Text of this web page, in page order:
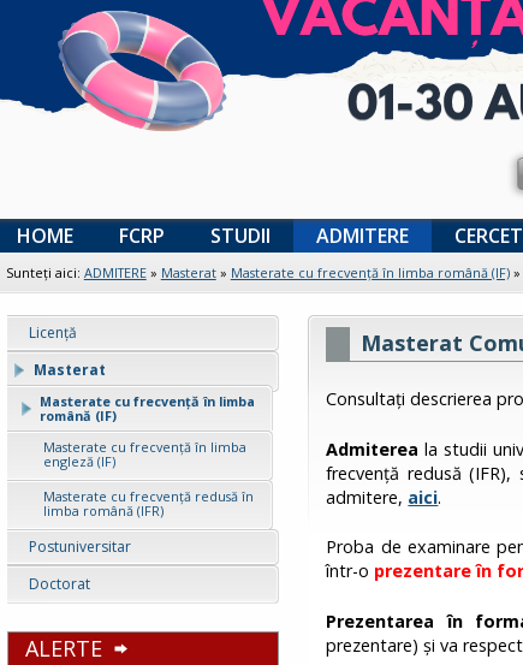
HOME FCRP STUDII ADMITERE
Sunteţi aici: ADMITERE» Masterat» Masterate cu frecvență în limba română (IF)»
Licenţă
Masterat
Masterate cu frecvență în limba
română (IF)
Masterate cu frecvență în limba
engleză (IF)
Masterate cu frecvență redusă în
limba română (IFR)
Postuniversitar
Doctorat
ALERTE
Masterat
Consultaţi descrierea
Admitereala studii
frecvență redusă
admitere, aici.
Proba de examinare
într-o prezentare în
Prezentarea în
prezentare) şi va